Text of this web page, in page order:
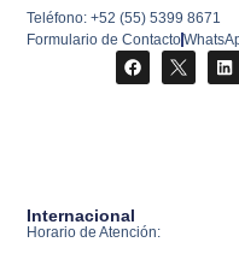
Internacional
Horario de Atención:
Teléfono: +52 (55) 5399 8671
Formulario de Contacto